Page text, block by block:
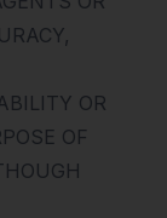
OR
OF